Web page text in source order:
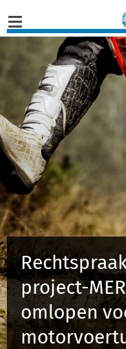
Home
Nieuws
Opinies
Infographics
Producten
Opleidingen
Juridisch Advies
Schulinck
project-
omlopen